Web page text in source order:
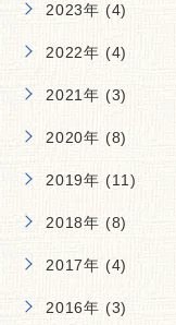
2023年 (4)
2022年 (4)
2021年 (3)
2020年 (8)
2019年 (11)
2018年 (8)
2017年 (4)
2016年 (3)